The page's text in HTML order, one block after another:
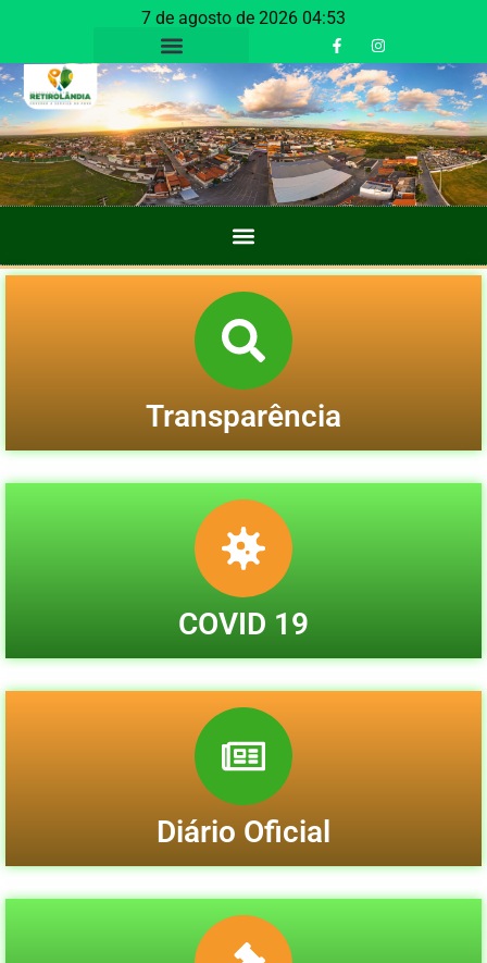
7 de agosto de 2026 04:53
Transparência
COVID 19
Diário Oficial